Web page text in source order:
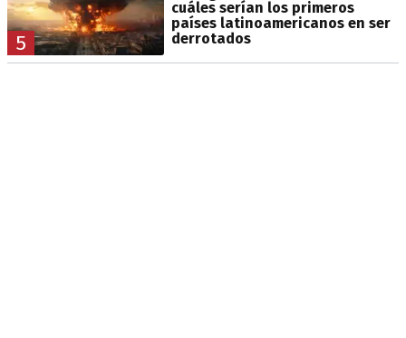
5
cuáles serían los primeros
países latinoamericanos en ser
derrotados